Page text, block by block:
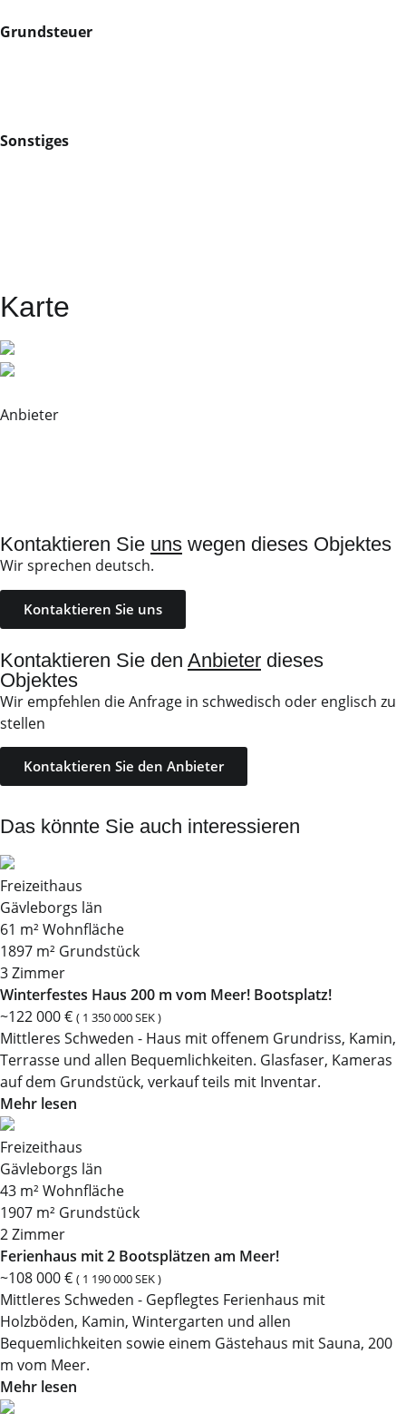
Grundsteuer
Sonstiges
Karte
Anbieter
Kontaktieren Sie uns wegen dieses Objektes
Wir sprechen deutsch.
Kontaktieren Sie uns
Kontaktieren Sie den Anbieter dieses
Objektes
Wir empfehlen die Anfrage in schwedisch oder englisch zu
stellen
Kontaktieren Sie den Anbieter
Das könnte Sie auch interessieren
Freizeithaus
Gävleborgs län
61 m² Wohnfläche
1897 m² Grundstück
3 Zimmer
Winterfestes Haus 200 m vom Meer! Bootsplatz!
~122 000 € ( 1 350 000 SEK )
Mittleres Schweden - Haus mit offenem Grundriss, Kamin,
Terrasse und allen Bequemlichkeiten. Glasfaser, Kameras
auf dem Grundstück, verkauf teils mit Inventar.
Mehr lesen
Freizeithaus
Gävleborgs län
43 m² Wohnfläche
1907 m² Grundstück
2 Zimmer
Ferienhaus mit 2 Bootsplätzen am Meer!
~108 000 € ( 1 190 000 SEK )
Mittleres Schweden - Gepflegtes Ferienhaus mit
Holzböden, Kamin, Wintergarten und allen
Bequemlichkeiten sowie einem Gästehaus mit Sauna, 200
m vom Meer.
Mehr lesen